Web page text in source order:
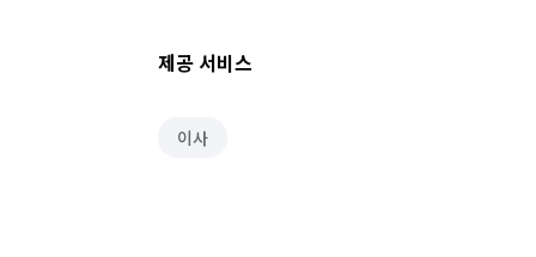
제공 서비스
이사